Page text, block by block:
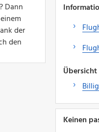
Dann
der
den
Keinen